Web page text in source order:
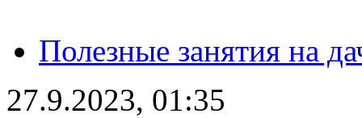
Полезные занятия на
27.9.2023, 01:35